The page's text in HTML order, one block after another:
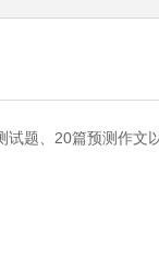
试题、20篇预测作文